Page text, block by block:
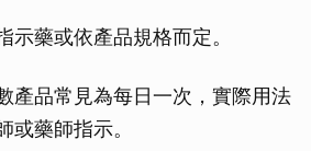
示藥或依產品規格而定。
產品常見為每日一次，實際用法
或藥師指示。